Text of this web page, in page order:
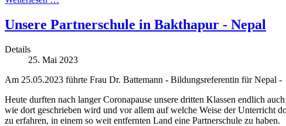
Unsere Partnerschule in Bakthapur - Nepal
Details
25. Mai 2023
Am 25.05.2023 führte Frau Dr. Battemann - Bildungsreferentin für Nepal
Heute durften nach langer Coronapause unsere dritten Klassen endlich
wie dort geschrieben wird und vor allem auf welche Weise der Unterricht
zu erfahren, in einem so weit entfernten Land eine Partnerschule zu haben.